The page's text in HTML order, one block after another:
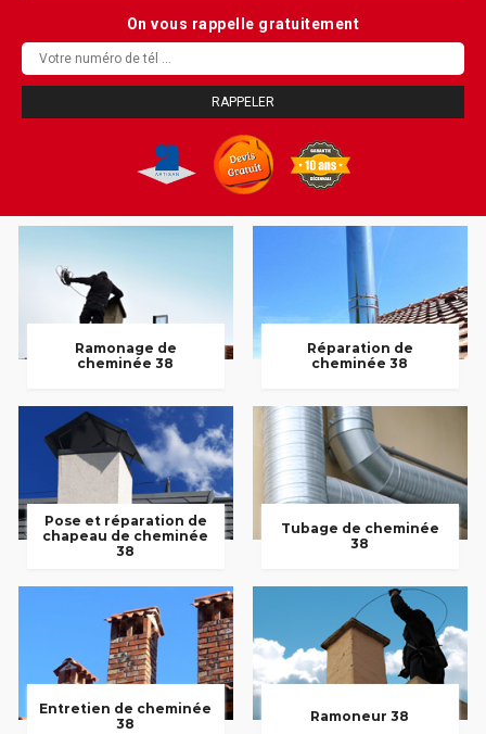
On vous rappelle gratuitement
Ramonage de
cheminée 38
Réparation de
cheminée 38
Pose et réparation de
chapeau de cheminée
38
Tubage de cheminée
38
Entretien de cheminée
38
Ramoneur 38